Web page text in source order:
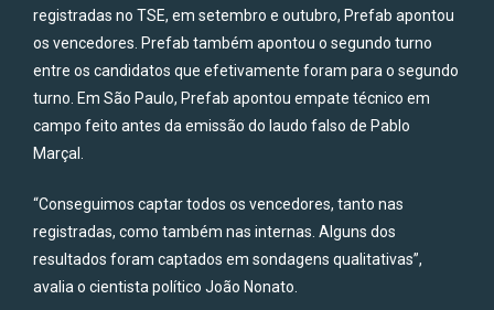
registradas no TSE, em setembro e outubro, Prefab apontou
os vencedores. Prefab também apontou o segundo turno
entre os candidatos que efetivamente foram para o segundo
turno. Em São Paulo, Prefab apontou empate técnico em
campo feito antes da emissão do laudo falso de Pablo
Marçal.
“Conseguimos captar todos os vencedores, tanto nas
registradas, como também nas internas. Alguns dos
resultados foram captados em sondagens qualitativas”,
avalia o cientista político João Nonato.